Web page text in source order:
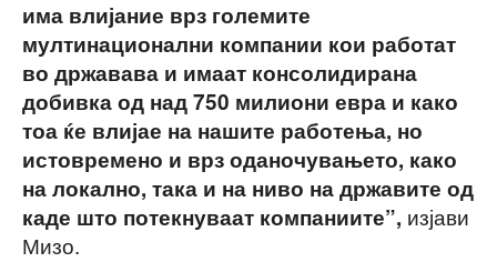
има влијание врз големите
мултинационални компании кои работат
во државава и имаат консолидирана
добивка од над 750 милиони евра и како
тоа ќе влијае на нашите работења, но
истовремено и врз оданочувањето, како
на локално, така и на ниво на државите од
каде што потекнуваат компаниите”, изјави
Мизо.